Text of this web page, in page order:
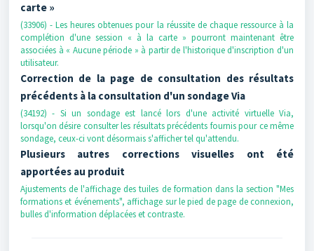
carte »
(33906) - Les heures obtenues pour la réussite de chaque ressource à la
complétion d'une session « à la carte » pourront maintenant être
associées à « Aucune période » à partir de l'historique d'inscription d'un
utilisateur.
Correction de la page de consultation des résultats
précédents à la consultation d'un sondage Via
(34192) - Si un sondage est lancé lors d'une activité virtuelle Via,
lorsqu'on désire consulter les résultats précédents fournis pour ce même
sondage, ceux-ci vont désormais s'afficher tel qu'attendu.
Plusieurs autres corrections visuelles ont été
apportées au produit
Ajustements de l'affichage des tuiles de formation dans la section "Mes
formations et événements", affichage sur le pied de page de connexion,
bulles d'information déplacées et contraste.